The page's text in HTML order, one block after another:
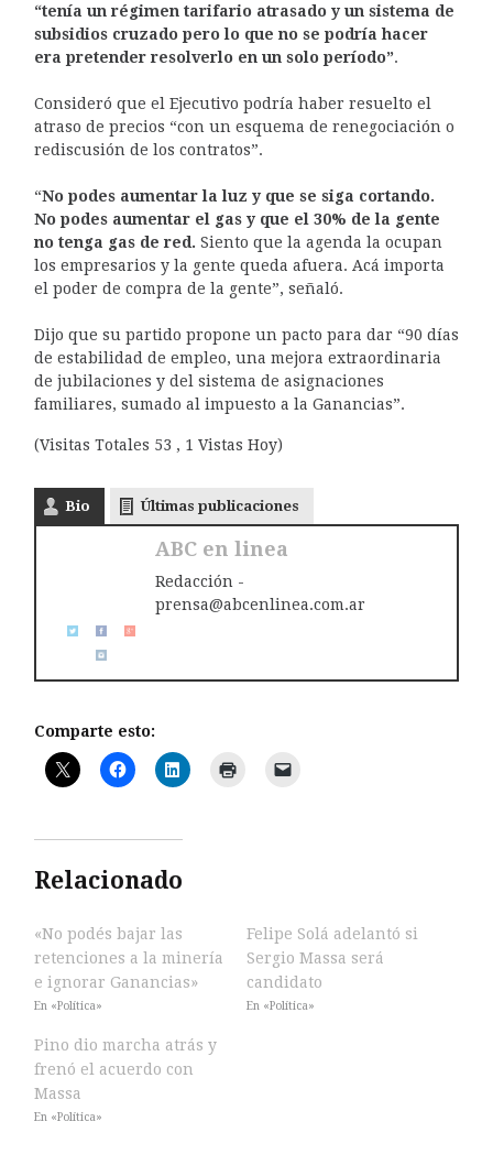
“tenía un régimen tarifario atrasado y un sistema de
subsidios cruzado pero lo que no se podría hacer
era pretender resolverlo en un solo período”.
Consideró que el Ejecutivo podría haber resuelto el
atraso de precios “con un esquema de renegociación o
rediscusión de los contratos”.
“No podes aumentar la luz y que se siga cortando.
No podes aumentar el gas y que el 30% de la gente
no tenga gas de red. Siento que la agenda la ocupan
los empresarios y la gente queda afuera. Acá importa
el poder de compra de la gente”, señaló.
Dijo que su partido propone un pacto para dar “90 días
de estabilidad de empleo, una mejora extraordinaria
de jubilaciones y del sistema de asignaciones
familiares, sumado al impuesto a la Ganancias”.
(Visitas Totales 53 , 1 Vistas Hoy)
Bio Últimas publicaciones
ABC en linea
Redacción -
prensa@abcenlinea.com.ar
Comparte esto:
Relacionado
«No podés bajar las
retenciones a la minería
e ignorar Ganancias»
En «Política»
Felipe Solá adelantó si
Sergio Massa será
candidato
En «Política»
Pino dio marcha atrás y
frenó el acuerdo con
Massa
En «Política»